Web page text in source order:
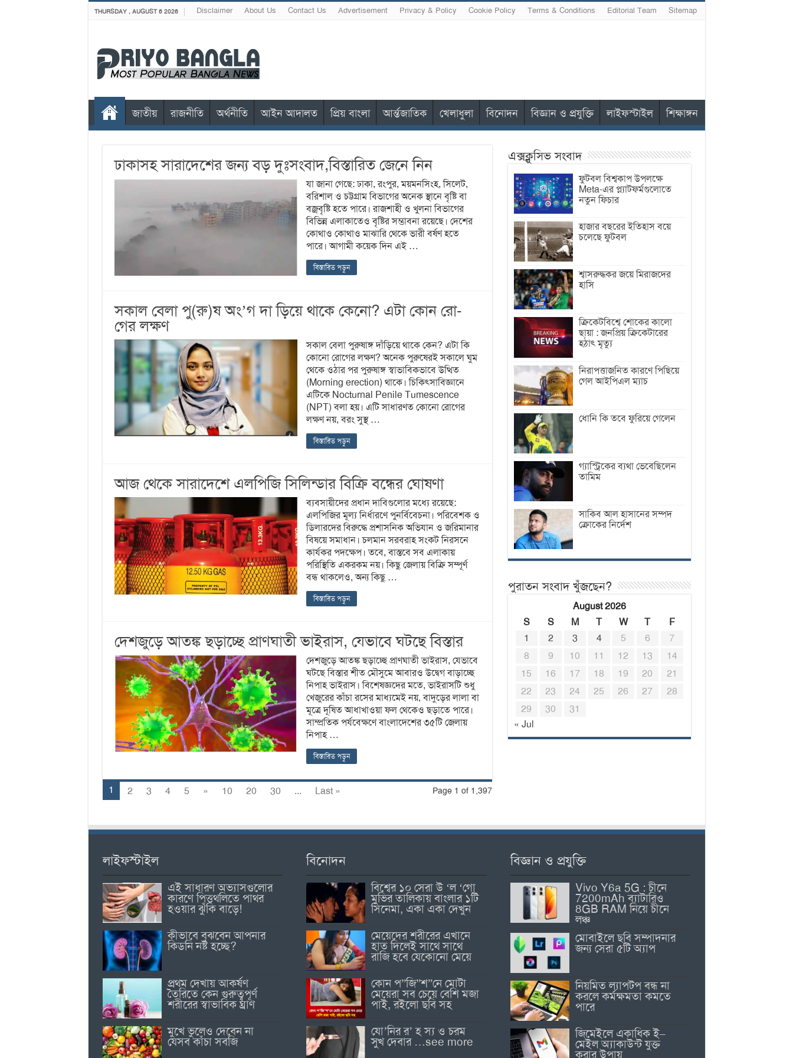
THURSDAY , AUGUST 6 2026 Disclaimer About Us Contact Us Advertisement Privacy & Policy Cookie Policy Terms & Conditions Editorial Team Sitemap
জাতীয় রাজনীতি অর্থনীতি আইন আদালত প্রিয় বাংলা আর্ন্তজাতিক খেলাধুলা বিনোদন বিজ্ঞান ও প্রযুক্তি লাইফস্টাইল শিক্ষাঙ্গন
ঢাকাসহ সারাদেশের জন্য বড় দুঃসংবাদ,বিস্তারিত জেনে নিন
যা জানা গেছে: ঢাকা, রংপুর, ময়মনসিংহ, সিলেট,
বরিশাল ও চট্টগ্রাম বিভাগের অনেক স্থানে বৃষ্টি বা
বজ্রবৃষ্টি হতে পারে। রাজশাহী ও খুলনা বিভাগের
বিভিন্ন এলাকাতেও বৃষ্টির সম্ভাবনা রয়েছে। দেশের
কোথাও কোথাও মাঝারি থেকে ভারী বর্ষণ হতে
পারে। আগামী কয়েক দিন এই …
বিস্তারিত পড়ুন
সকাল বেলা পু(রু)ষ অং’গ দা ড়িয়ে থাকে কেনো? এটা কোন রো-
গের লক্ষণ
সকাল বেলা পুরুষাঙ্গ দাঁড়িয়ে থাকে কেন? এটা কি
কোনো রোগের লক্ষণ? অনেক পুরুষেরই সকালে ঘুম
থেকে ওঠার পর পুরুষাঙ্গ স্বাভাবিকভাবে উত্থিত
(Morning erection) থাকে। চিকিৎসাবিজ্ঞানে
এটিকে Nocturnal Penile Tumescence
(NPT) বলা হয়। এটি সাধারণত কোনো রোগের
লক্ষণ নয়, বরং সুস্থ …
বিস্তারিত পড়ুন
আজ থেকে সারাদেশে এলপিজি সিলিন্ডার বিক্রি বন্ধের ঘোষণা
ব্যবসায়ীদের প্রধান দাবিগুলোর মধ্যে রয়েছে:
এলপিজির মূল্য নির্ধারণে পুনর্বিবেচনা। পরিবেশক ও
ডিলারদের বিরুদ্ধে প্রশাসনিক অভিযান ও জরিমানার
বিষয়ে সমাধান। চলমান সরবরাহ সংকট নিরসনে
কার্যকর পদক্ষেপ। তবে, বাস্তবে সব এলাকায়
পরিস্থিতি একরকম নয়। কিছু জেলায় বিক্রি সম্পূর্ণ
বন্ধ থাকলেও, অন্য কিছু …
বিস্তারিত পড়ুন
দেশজুড়ে আতঙ্ক ছড়াচ্ছে প্রাণঘাতী ভাইরাস, যেভাবে ঘটছে বিস্তার
দেশজুড়ে আতঙ্ক ছড়াচ্ছে প্রাণঘাতী ভাইরাস, যেভাবে
ঘটছে বিস্তার শীত মৌসুমে আবারও উদ্বেগ বাড়াচ্ছে
নিপাহ ভাইরাস। বিশেষজ্ঞদের মতে, ভাইরাসটি শুধু
খেজুরের কাঁচা রসের মাধ্যমেই নয়, বাদুড়ের লালা বা
মূত্রে দূষিত আধাখাওয়া ফল থেকেও ছড়াতে পারে।
সাম্প্রতিক পর্যবেক্ষণে বাংলাদেশের ৩৫টি জেলায়
নিপাহ …
বিস্তারিত পড়ুন
Page 1 of 1,397
1 2 3 4 5 » 10 20 30 ... Last »
এক্সক্লুসিভ সংবাদ
ফুটবল বিশ্বকাপ উপলক্ষে
Meta-এর প্ল্যাটফর্মগুলোতে
নতুন ফিচার
হাজার বছরের ইতিহাস বয়ে
চলেছে ফুটবল
শ্বাসরুদ্ধকর জয়ে মিরাজদের
হাসি
ক্রিকেটবিশ্বে শোকের কালো
ছায়া : জনপ্রিয় ক্রিকেটারের
হঠাৎ মৃত্যু
নিরাপত্তাজনিত কারণে পিছিয়ে
গেল আইপিএল ম্যাচ
ধোনি কি তবে ফুরিয়ে গেলেন
গ্যাস্ট্রিকের ব্যথা ভেবেছিলেন
তামিম
সাকিব আল হাসানের সম্পদ
ক্রোকের নির্দেশ
পুরাতন সংবাদ খুঁজছেন?
August 2026
S
S M T W T
F
1
2 3 4 5 6
7
8
9 10 11 12 13
14
15
16 17 18 19 20
21
22
23 24 25 26 27
28
29
30
31
« Jul
লাইফস্টাইল
এই সাধারণ অভ্যাসগুলোর
কারণে পিত্তথলিতে পাথর
হওয়ার ঝুঁকি বাড়ে!
কীভাবে বুঝবেন আপনার
কিডনি নষ্ট হচ্ছে?
প্রথম দেখায় আকর্ষণ
তৈরিতে কেন গুরুত্বপূর্ণ
শরীরের স্বাভাবিক ঘ্রাণ
মুখে ভুলেও দেবেন না
যেসব কাঁচা সবজি
বিনোদন
বিশ্বের ১০ সেরা উ ‘ল ‘গো
মুভির তালিকায় বাংলার ১টি
সিনেমা, একা একা দেখুন
মেয়েদের শরীরের এখানে
হাত দিলেই সাথে সাথে
রাজি হবে যেকোনো মেয়ে
কোন প”জি”শ”নে মোটা
মেয়েরা সব চেয়ে বেশি মজা
পাই, রইলো ছবি সহ
যো’নির র’ হ স্য ও চরম
সুখ দেবার …see more
বিজ্ঞান ও প্রযুক্তি
Vivo Y6a 5G : চীনে
7200mAh ব্যাটারিও
8GB RAM নিয়ে চীনে
লঞ্চ
মোবাইলে ছবি সম্পাদনার
জন্য সেরা ৫টি অ্যাপ
নিয়মিত ল্যাপটপ বন্ধ না
করলে কর্মক্ষমতা কমতে
পারে
জিমেইলে একাধিক ই–
মেইল অ্যাকাউন্ট যুক্ত
করার উপায়